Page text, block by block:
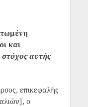
και
αυτής
επικεφαλής
ο